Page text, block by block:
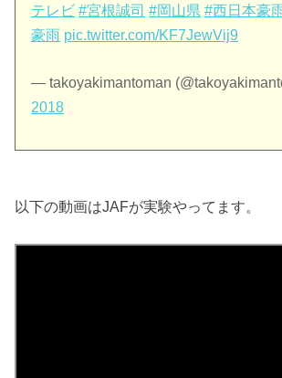
テレビ #宮根誠司 #岡山県 #西日本豪
豪雨 pic.twitter.com/KF7JewVij9
— takoyakimantoman
2018
以下の動画はJAFが実験やってます。